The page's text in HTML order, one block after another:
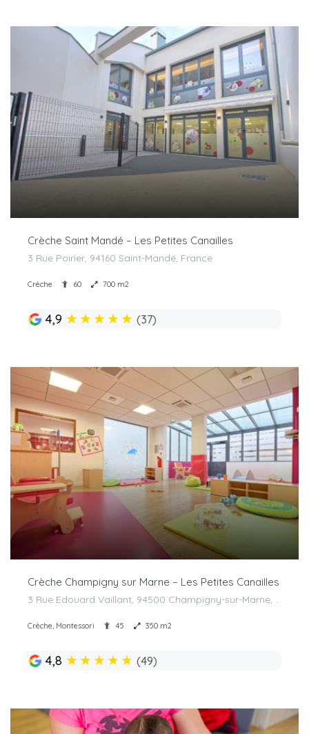
Crèche Saint Mandé – Les Petites Canailles
3 Rue Poirier, 94160 Saint-Mandé, France
Crèche 60 700 m2
4,9 ★★★★★ (37)
Crèche Champigny sur Marne – Les Petites Canailles
3 Rue Edouard Vaillant, 94500 Champigny-sur-Marne, France
Crèche, Montessori 45 350 m2
4,8 ★★★★★ (49)